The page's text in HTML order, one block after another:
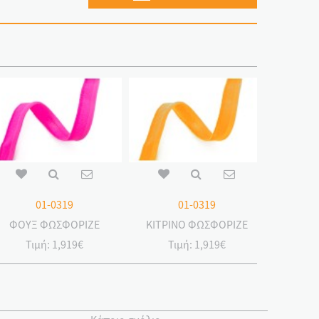
01-0319
ΦΟΥΞ ΦΩΣΦΟΡΙΖΕ
Τιμή: 1,919€
01-0319
ΚΙΤΡΙΝΟ ΦΩΣΦΟΡΙΖΕ
Τιμή: 1,919€